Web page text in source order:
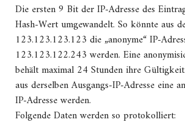
Die ersten 9 Bit der IP-Adresse des
Hash-Wert umgewandelt. So könnte aus
123.123.123.123 die „anonyme“ IP-
123.123.122.243 werden. Eine
behält maximal 24 Stunden ihre
aus derselben Ausgangs-IP-Adresse eine
IP-Adresse werden.
Folgende Daten werden so protokolliert: